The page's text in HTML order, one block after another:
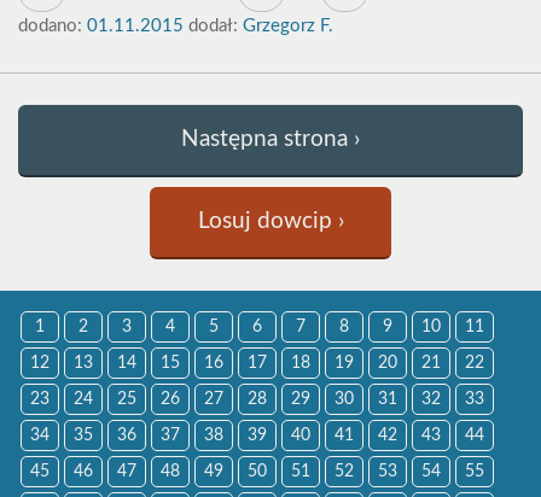
dodano: 01.11.2015 dodał: Grzegorz F.
Następna strona ›
Losuj dowcip ›
1 2 3 4 5 6 7 8 9 10 11
12 13 14 15 16 17 18 19 20 21 22
23 24 25 26 27 28 29 30 31 32 33
34 35 36 37 38 39 40 41 42 43 44
45 46 47 48 49 50 51 52 53 54 55